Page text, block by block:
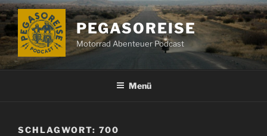
Zum
Inhalt
springen
PEGASOREISE
Motorrad Abenteuer Podcast
Menü
SCHLAGWORT: 700